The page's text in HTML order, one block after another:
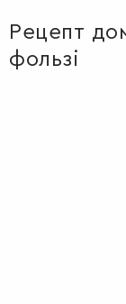
Рецепт
фользі